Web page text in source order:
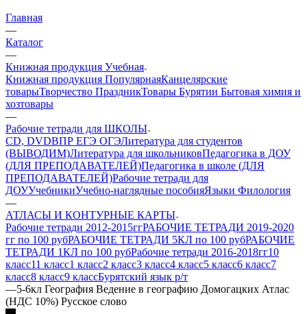
Главная
—
Каталог
—
Книжная продукция Учебная
Книжная продукция ПопулярнаяКанцелярские
товарыТворчество ПраздникТовары Бурятии Бытовая химия и
хозтовары
—
Рабочие тетради для ШКОЛЫ
CD, DVDВПР ЕГЭ ОГЭЛитература для студентов
(ВЫВОДИМ)Литература для школьниковПедагогика в ДОУ
(ДЛЯ ПРЕПОДАВАТЕЛЕЙ)Педагогика в школе (ДЛЯ
ПРЕПОДАВАТЕЛЕЙ)Рабочие тетради для
ДОУУчебникиУчебно-наглядные пособияЯзыки Филология
—
АТЛАСЫ И КОНТУРНЫЕ КАРТЫ
Рабочие тетради 2012-2015ггРАБОЧИЕ ТЕТРАДИ 2019-2020
гг по 100 рубРАБОЧИЕ ТЕТРАДИ 5КЛ по 100 рубРАБОЧИЕ
ТЕТРАДИ 1КЛ по 100 рубРабочие тетради 2016-2018гг10
класс11 класс1 класс2 класс3 класс4 класс5 класс6 класс7
класс8 класс9 классБурятский язык р/т
—5-6кл География Ведение в географию Домогацких Атлас
(НДС 10%) Русское слово